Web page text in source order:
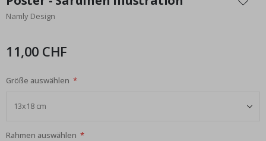
der
Bildgalerie
Namly Design
11,00 CHF
Größe auswählen
Rahmen auswählen